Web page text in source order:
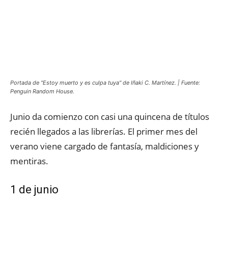
Portada de "Estoy muerto y es culpa tuya" de Iñaki C. Martínez. | Fuente:
Penguin Random House.
Junio da comienzo con casi una quincena de títulos
recién llegados a las librerías. El primer mes del
verano viene cargado de fantasía, maldiciones y
mentiras.
1 de junio